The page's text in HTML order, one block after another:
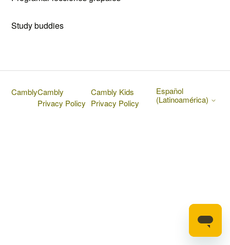
Study buddies
CamblyCambly
Privacy Policy
Cambly Kids
Privacy Policy
Español
(Latinoamérica)